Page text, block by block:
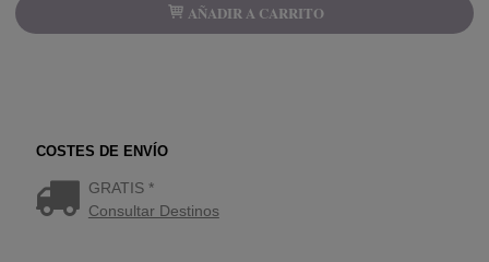
COSTES DE ENVÍO
GRATIS *
Consultar Destinos
AÑADIR A CARRITO